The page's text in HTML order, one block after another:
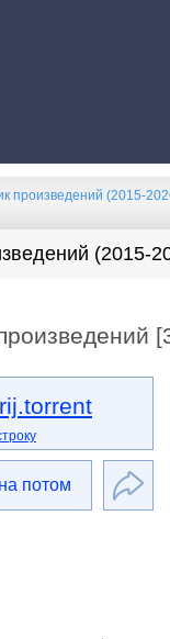
произведений (2015-
(2015-
потом